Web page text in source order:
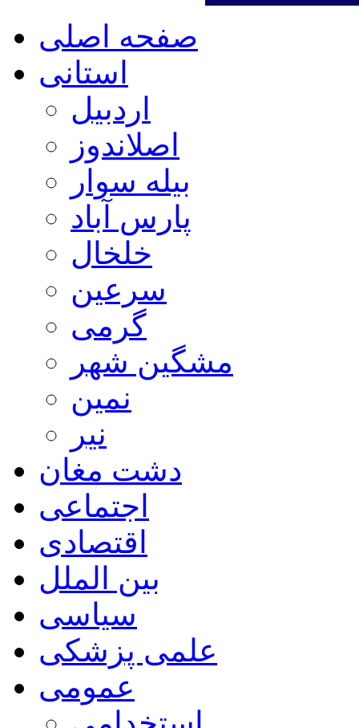
صفحه اصلی
استانی
اردبیل
اصلاندوز
بیله سوار
پارس آباد
خلخال
سرعین
گرمی
مشگین شهر
نمین
نیر
دشت مغان
اجتماعی
اقتصادی
بین الملل
سیاسی
علمی پزشکی
عمومی